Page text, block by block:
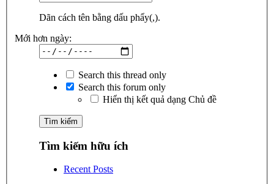
Dãn cách tên bằng dấu phẩy(,).
Mới hơn ngày:
Search this thread only
Search this forum only
Hiển thị kết quả dạng Chủ đề
Tìm kiếm hữu ích
Recent Posts